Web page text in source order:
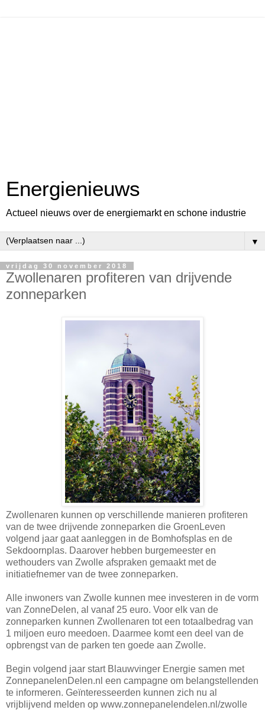
Energienieuws
Actueel nieuws over de energiemarkt en schone industrie
▼
vrijdag 30 november 2018
Zwollenaren profiteren van drijvende
zonneparken
Zwollenaren kunnen op verschillende manieren profiteren
van de twee drijvende zonneparken die GroenLeven
volgend jaar gaat aanleggen in de Bomhofsplas en de
Sekdoornplas. Daarover hebben burgemeester en
wethouders van Zwolle afspraken gemaakt met de
initiatiefnemer van de twee zonneparken.
Alle inwoners van Zwolle kunnen mee investeren in de vorm
van ZonneDelen, al vanaf 25 euro. Voor elk van de
zonneparken kunnen Zwollenaren tot een totaalbedrag van
1 miljoen euro meedoen. Daarmee komt een deel van de
opbrengst van de parken ten goede aan Zwolle.
Begin volgend jaar start Blauwvinger Energie samen met
ZonnepanelenDelen.nl een campagne om belangstellenden
te informeren. Geïnteresseerden kunnen zich nu al
vrijblijvend melden op www.zonnepanelendelen.nl/zwolle